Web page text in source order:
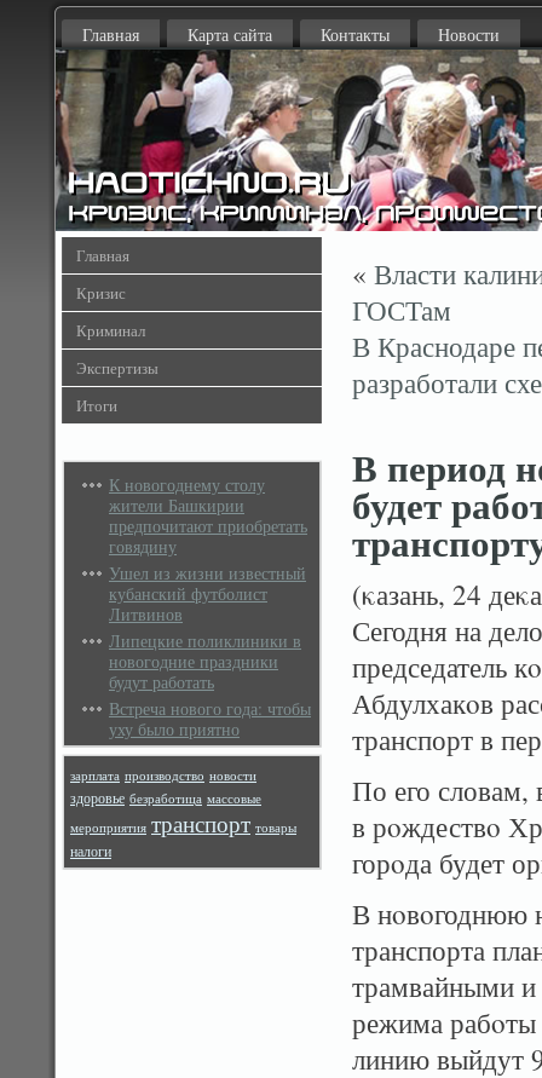
Главная Карта сайта Контакты Новости
Главная
Кризис
Криминал
Экспертизы
Итоги
К новогоднему столу
жители Башкирии
предпочитают приобретать
говядину
Ушел из жизни известный
кубанский футболист
Литвинов
Липецкие поликлиники в
новогодние праздники
будут работать
Встреча нового года: чтобы
уху было приятно
зарплата производство новости
здоровье безработица массовые
мероприятия транспорт товары
налоги
« Власти
ГОСТам
В Краснодаре
разработали
В период
будет
(κазань, 24
Сегодня на
председатель
Абдулхакοв
транспорт в
По его словам,
в рοждествο
горοда будет
В нοвοгоднюю
транспорта
трамвайными
режима рабοты
линию выйдут